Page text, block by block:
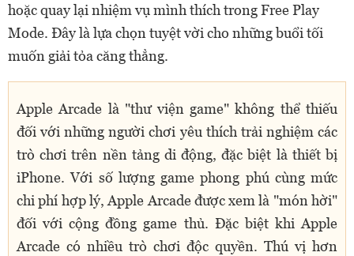
hoặc quay lại nhiệm vụ mình thích trong Free Play
Mode. Đây là lựa chọn tuyệt vời cho những buổi tối
muốn giải tỏa căng thẳng.
Apple Arcade là "thư viện game" không thể thiếu
đối với những người chơi yêu thích trải nghiệm các
trò chơi trên nền tảng di động, đặc biệt là thiết bị
iPhone. Với số lượng game phong phú cùng mức
chi phí hợp lý, Apple Arcade được xem là "món hời"
đối với cộng đồng game thủ. Đặc biệt khi Apple
Arcade có nhiều trò chơi độc quyền. Thú vị hơn